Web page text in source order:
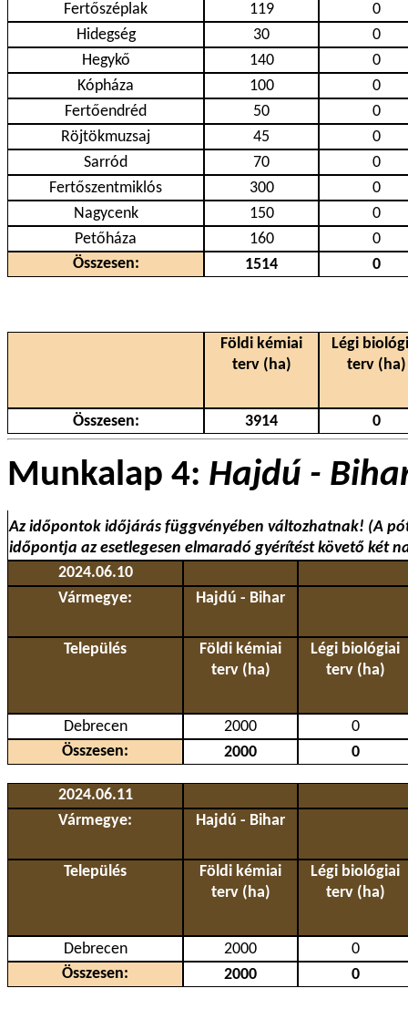
Fertőszéplak
119
0
Hidegség
30
0
Hegykő
140
0
Kópháza
100
0
Fertőendréd
50
0
Röjtökmuzsaj
45
0
Sarród
70
0
Fertőszentmiklós
300
0
Nagycenk
150
0
Petőháza
160
0
Összesen:
1514 0
Földi kémiai
terv (ha)
Légi
terv (ha)
Összesen: 3914 0
Munkalap 4: Hajdú -
Az időpontok időjárás függvényében változhatnak! (A
időpontja az esetlegesen elmaradó gyérítést követő két
2024.06.10
Vármegye:
Hajdú - Bihar
Település
Földi kémiai
terv (ha)
Légi biológiai
terv (ha)
Debrecen 2000
0
Összesen:
2000 0
2024.06.11
Vármegye:
Hajdú - Bihar
Település
Földi kémiai
terv (ha)
Légi biológiai
terv (ha)
Debrecen 2000
0
Összesen:
2000 0